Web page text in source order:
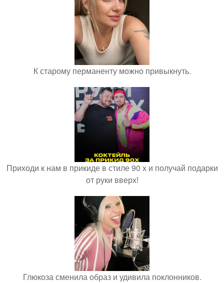
К старому перманенту можно привыкнуть.
Приходи к нам в прикиде в стиле 90 х и получай подарки
от руки вверх!
Глюкоза сменила образ и удивила поклонников.